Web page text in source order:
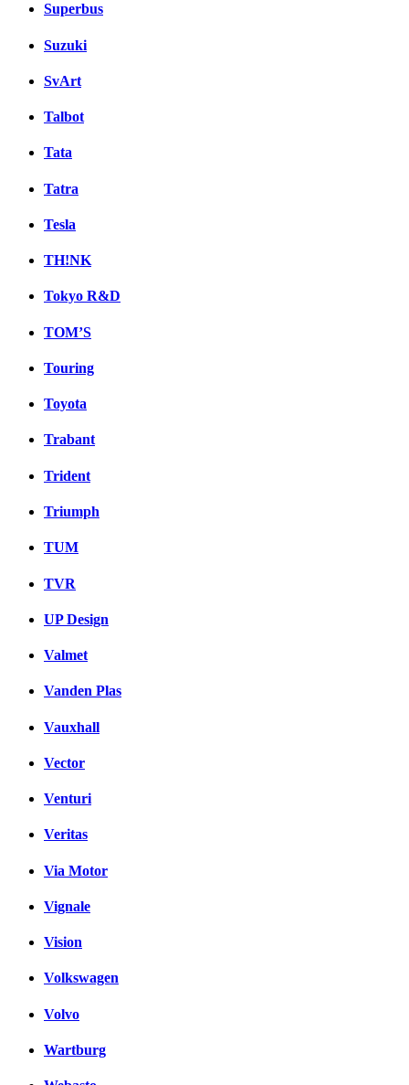
Superbus
Suzuki
SvArt
Talbot
Tata
Tatra
Tesla
TH!NK
Tokyo R&D
TOM’S
Touring
Toyota
Trabant
Trident
Triumph
TUM
TVR
UP Design
Valmet
Vanden Plas
Vauxhall
Vector
Venturi
Veritas
Via Motor
Vignale
Vision
Volkswagen
Volvo
Wartburg